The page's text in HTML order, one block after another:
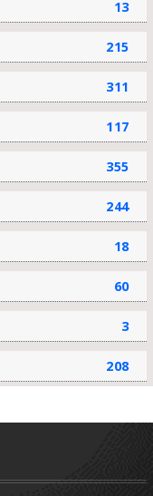
13
215
311
117
355
244
18
60
3
208